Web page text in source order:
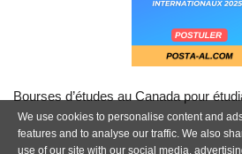
Bourses d’études au Canada pour
We use cookies to personalise content and
features and to analyse our traffic. We also
use of our site with our social media,